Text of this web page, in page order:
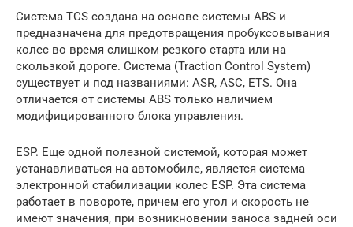
Система TCS создана на основе системы ABS и
предназначена для предотвращения пробуксовывания
колес во время слишком резкого старта или на
скользкой дороге. Система (Traction Control System)
существует и под названиями: ASR, ASC, ETS. Она
отличается от системы ABS только наличием
модифицированного блока управления.
ESP. Еще одной полезной системой, которая может
устанавливаться на автомобиле, является система
электронной стабилизации колес ESP. Эта система
работает в повороте, причем его угол и скорость не
имеют значения, при возникновении заноса задней оси